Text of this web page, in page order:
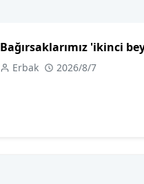
Bağırsaklarımız 'ikinci
Erbak 2026/8/7